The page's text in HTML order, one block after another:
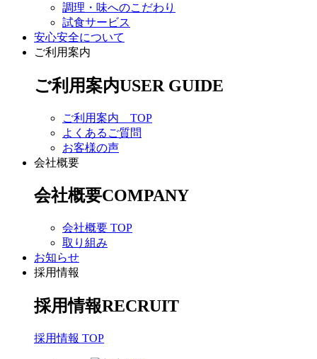
調理・味へのこだわり
試食サービス
安心安全について
ご利用案内
ご利用案内USER GUIDE
ご利用案内 TOP
よくあるご質問
お客様の声
会社概要
会社概要COMPANY
会社概要 TOP
取り組み
お知らせ
採用情報
採用情報RECRUIT
採用情報 TOP